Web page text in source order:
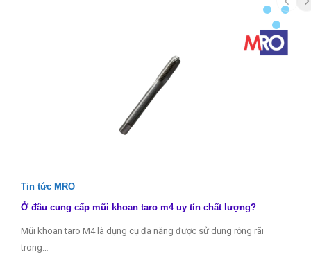
Tin tức MRO
Ở đâu cung cấp mũi khoan taro m4 uy tín chất lượng?
Mũi khoan taro M4 là dụng cụ đa năng được sử dụng rộng rãi
trong…